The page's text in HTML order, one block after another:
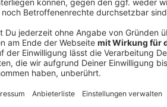
exakt bis Montag 25.5.2020, um
Bild teilgenommen werden. Eine
ist deutlich mit einem „Du als